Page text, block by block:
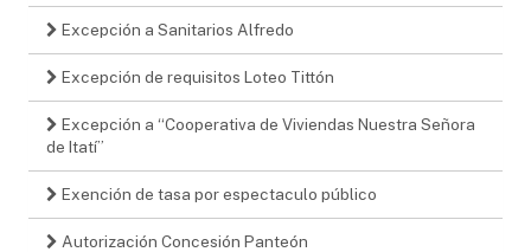
Excepción a Sanitarios Alfredo
Excepción de requisitos Loteo Tittón
Excepción a “Cooperativa de Viviendas Nuestra Señora
de Itatí”
Exención de tasa por espectaculo público
Autorización Concesión Panteón